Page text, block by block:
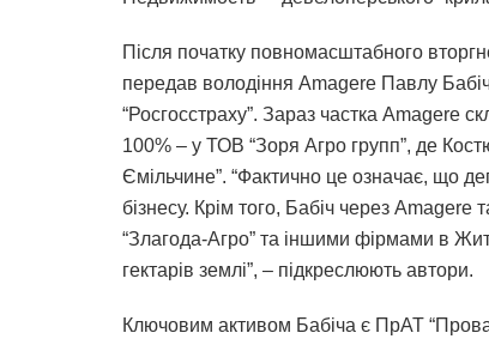
Після початку повномасштабного
передав володіння Amagere Павлу
“Росгосстраху”. Зараз частка Amagere
100% – у ТОВ “Зоря Агро групп”, де
Ємільчине”. “Фактично це означає, що
бізнесу. Крім того, Бабіч через
“Злагода-Агро” та іншими фірмами в
гектарів землі”, – підкреслюють автори.
Ключовим активом Бабіча є ПрАТ